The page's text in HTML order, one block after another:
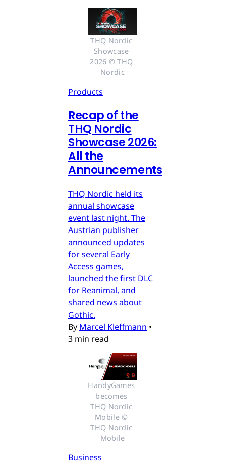
THQ Nordic
Showcase
2026 © THQ
Nordic
Products
Recap of the
THQ Nordic
Showcase 2026:
All the
Announcements
THQ Nordic held its
annual showcase
event last night. The
Austrian publisher
announced updates
for several Early
Access games,
launched the first DLC
for Reanimal, and
shared news about
Gothic.
By Marcel Kleffmann •
3 min read
HandyGames
becomes
THQ Nordic
Mobile ©
THQ Nordic
Mobile
Business